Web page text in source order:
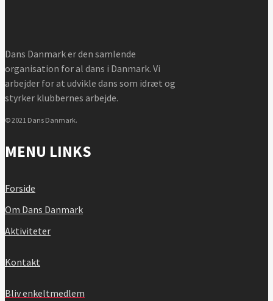
Dans Danmark er den samlende
organisation for al dans i Danmark. Vi
arbejder for at udvikle dans som idræt og
styrker klubbernes arbejde.
© 2021 Dans Danmark.
MENU LINKS
Forside
Om Dans Danmark
Aktiviteter
Kontakt
Bliv enkeltmedlem